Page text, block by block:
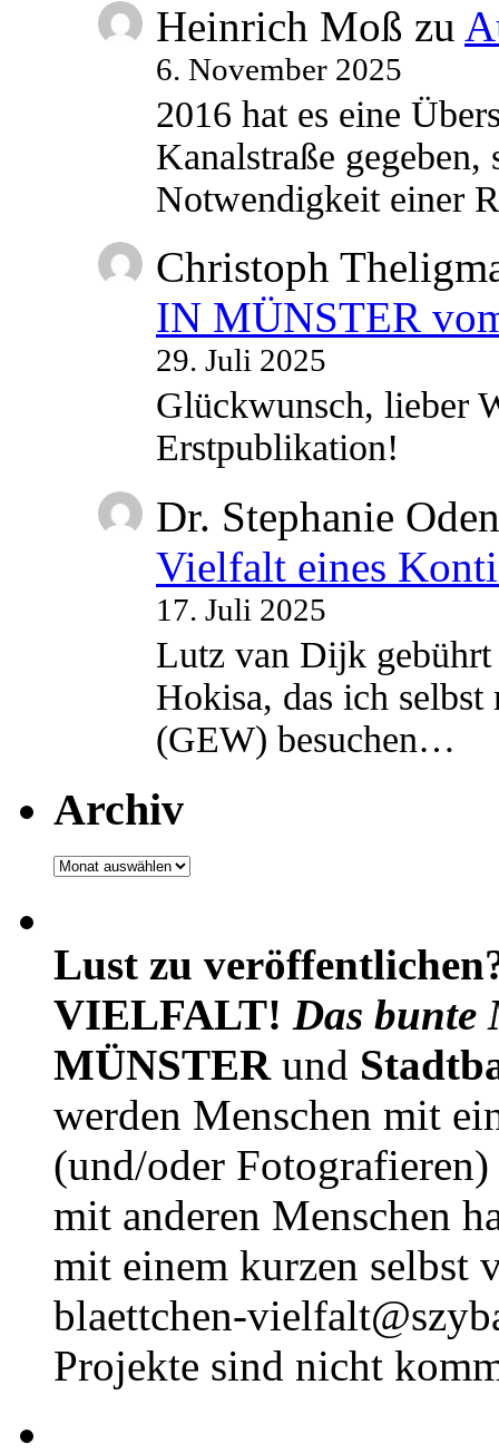
Heinrich Moß zu
6. November 2025
2016 hat es eine
Kanalstraße
Notwendigkeit einer
Christoph
IN MÜNSTER
29. Juli 2025
Glückwunsch, lieber
Erstpublikation!
Dr. Stephanie
Vielfalt eines
17. Juli 2025
Lutz van Dijk
Hokisa, das ich
(GEW) besuchen…
Archiv
Archiv
Lust zu
VIELFALT! Das bunte
MÜNSTERund
werden Menschen mit
(und/oder
mit anderen Menschen
mit einem kurzen selbst
blaettchen-
Projekte sind nicht